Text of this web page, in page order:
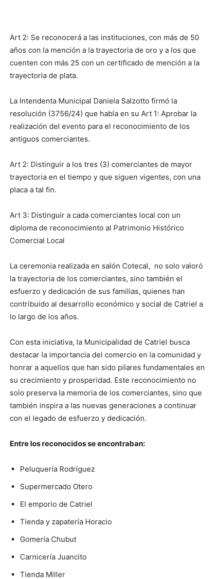
Art 2: Se reconocerá a las instituciones, con más de 50
años con la mención a la trayectoria de oro y a los que
cuenten con más 25 con un certificado de mención a la
trayectoria de plata.
La Intendenta Municipal Daniela Salzotto firmó la
resolución (3756/24) que habla en su Art 1: Aprobar la
realización del evento para el reconocimiento de los
antiguos comerciantes.
Art 2: Distinguir a los tres (3) comerciantes de mayor
trayectoria en el tiempo y que siguen vigentes, con una
placa a tal fin.
Art 3: Distinguir a cada comerciantes local con un
diploma de reconocimiento al Patrimonio Histórico
Comercial Local
La ceremonia realizada en salón Cotecal, no solo valoró
la trayectoria de los comerciantes, sino también el
esfuerzo y dedicación de sus familias, quienes han
contribuido al desarrollo económico y social de Catriel a
lo largo de los años.
Con esta iniciativa, la Municipalidad de Catriel busca
destacar la importancia del comercio en la comunidad y
honrar a aquellos que han sido pilares fundamentales en
su crecimiento y prosperidad. Este reconocimiento no
solo preserva la memoria de los comerciantes, sino que
también inspira a las nuevas generaciones a continuar
con el legado de esfuerzo y dedicación.
Entre los reconocidos se encontraban:
Peluquería Rodríguez
Supermercado Otero
El emporio de Catriel
Tienda y zapatería Horacio
Gomería Chubut
Carnicería Juancito
Tienda Miller